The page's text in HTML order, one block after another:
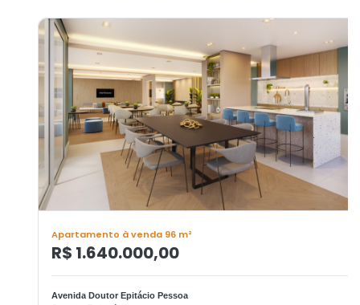
Apartamento à venda 96 m²
R$ 1.640.000,00
Avenida Doutor Epitácio Pessoa